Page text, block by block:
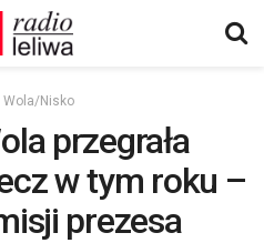
Wola/Nisko
przegrała
w tym roku –
prezesa